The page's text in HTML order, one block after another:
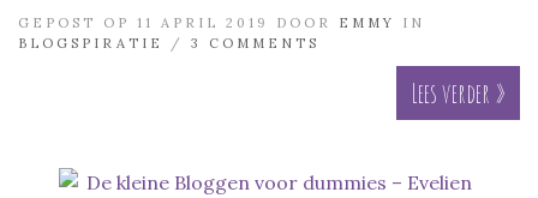
GEPOST OP 11 APRIL 2019 DOOR EMMY
IN
BLOGSPIRATIE
/ 3 COMMENTS
Lees verder »